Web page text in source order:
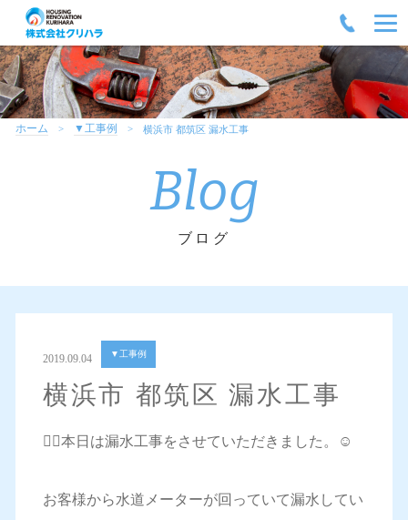
ホーム ▼工事例 横浜市 都筑区 漏水工事
Blog
ブログ
2019.09.04 ▼工事例
横浜市 都筑区 漏水工事
💁‍♀️本日は漏水工事をさせていただきました。☺️
お客様から水道メーターが回っていて漏水してい